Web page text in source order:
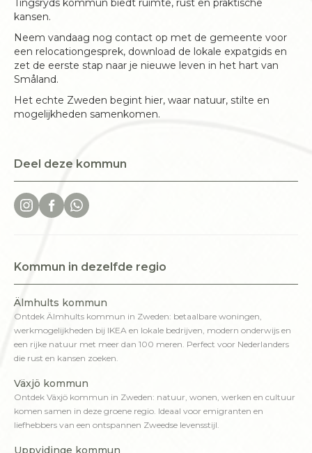
Tingsryds kommun biedt ruimte, rust en praktische
kansen.
Neem vandaag nog contact op met de gemeente voor
een relocationgesprek, download de lokale expatgids en
zet de eerste stap naar je nieuwe leven in het hart van
Småland.
Het echte Zweden begint hier, waar natuur, stilte en
mogelijkheden samenkomen.
Deel deze kommun
Kommun in dezelfde regio
Älmhults kommun
Ontdek Älmhults kommun in Zweden: betaalbare woningen,
werkmogelijkheden bij IKEA en lokale bedrijven, modern onderwijs en
een rijke natuur met meer dan 100 meren. Perfect voor Nederlanders
die rust en kansen zoeken.
Växjö kommun
Ontdek Växjö kommun in Zweden: natuur, wonen, werken en cultuur
komen samen in deze groene regio. Ideaal voor emigranten en
liefhebbers van een ontspannen Zweedse levensstijl.
Uppvidinge kommun